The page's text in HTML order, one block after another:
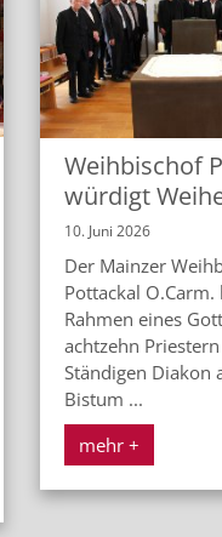
Weihbischof
würdigt
10. Juni 2026
Der Mainzer
Pottackal O.Carm.
Rahmen eines
achtzehn
Ständigen Diakon
Bistum ...
mehr +